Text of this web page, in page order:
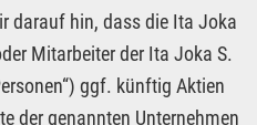
darauf hin, dass die Ita Joka
Mitarbeiter der Ita Joka S.
ggf. künftig Aktien
der genannten Unternehmen